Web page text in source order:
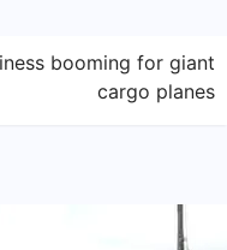
booming for giant
cargo planes